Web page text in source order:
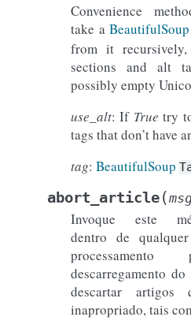
Convenience
take aBeautifulSoup
from it
sections and alt
possibly empty
use_alt: If True try
tags that don’t have
tag: BeautifulSoup
abort_article(
Invoque este
dentro de
descarregamento
descartar artigos
inapropriado, tais